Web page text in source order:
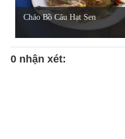
Cháo Bồ Câu Hạt Sen
0 nhận xét: